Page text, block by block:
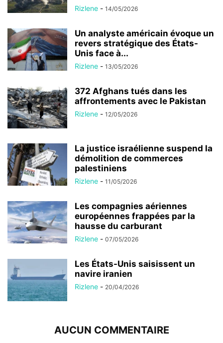
Rizlene - 14/05/2026
Un analyste américain évoque un
revers stratégique des États-
Unis face à...
Rizlene - 13/05/2026
372 Afghans tués dans les
affrontements avec le Pakistan
Rizlene - 12/05/2026
La justice israélienne suspend la
démolition de commerces
palestiniens
Rizlene - 11/05/2026
Les compagnies aériennes
européennes frappées par la
hausse du carburant
Rizlene - 07/05/2026
Les États-Unis saisissent un
navire iranien
Rizlene - 20/04/2026
AUCUN COMMENTAIRE